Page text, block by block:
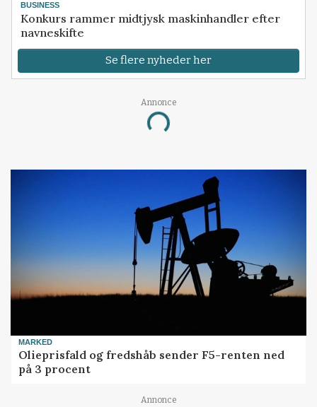
BUSINESS
Konkurs rammer midtjysk maskinhandler efter
navneskifte
Se flere nyheder her
Annonce
Loading...
MARKED
Olieprisfald og fredshåb sender F5-renten ned
på 3 procent
Annonce